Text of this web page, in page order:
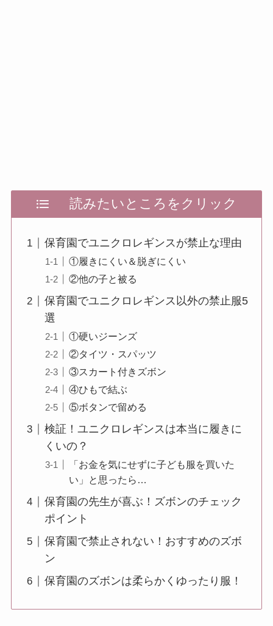
読みたいところをクリック
保育園でユニクロレギンスが禁止な理由
①履きにくい＆脱ぎにくい
②他の子と被る
保育園でユニクロレギンス以外の禁止服5
選
①硬いジーンズ
②タイツ・スパッツ
③スカート付きズボン
④ひもで結ぶ
⑤ボタンで留める
検証！ユニクロレギンスは本当に履きに
くいの？
「お金を気にせずに子ども服を買いた
い」と思ったら…
保育園の先生が喜ぶ！ズボンのチェック
ポイント
保育園で禁止されない！おすすめのズボ
ン
保育園のズボンは柔らかくゆったり服！